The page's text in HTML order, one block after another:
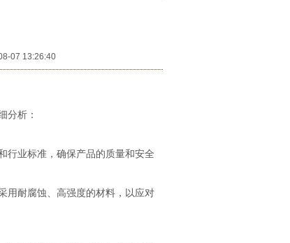
07 13:26:40
分析：
业标准，确保产品的质量和安全
耐腐蚀、高强度的材料，以应对